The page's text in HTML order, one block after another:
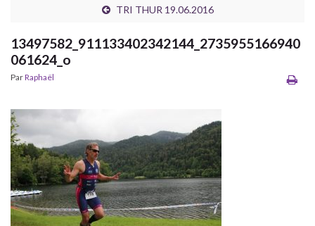
TRI THUR 19.06.2016
13497582_911133402342144_2735955166940
061624_o
ParRaphaël